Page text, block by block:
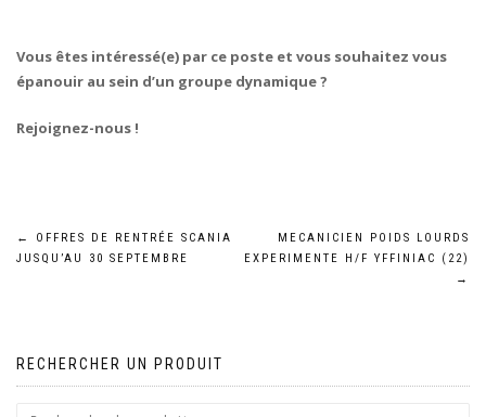
Vous êtes intéressé(e) par ce poste et vous souhaitez vous
épanouir au sein d’un groupe dynamique ?
Rejoignez-nous !
Navigation
←
OFFRES DE RENTRÉE SCANIA
JUSQU’AU 30 SEPTEMBRE
MECANICIEN POIDS LOURDS
EXPERIMENTE H/F YFFINIAC (22)
→
RECHERCHER UN PRODUIT